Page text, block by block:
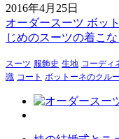
2016年4月25日
オーダースーツ ボッ
じめのスーツの着こ
スーツ 服飾史 生地 コーディ
識 コート ボットーネのクルー